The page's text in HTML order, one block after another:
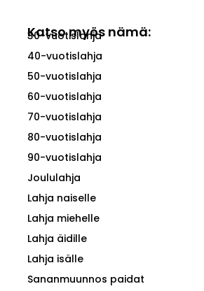
Katso myös nämä:
30-vuotislahja
40-vuotislahja
50-vuotislahja
60-vuotislahja
70-vuotislahja
80-vuotislahja
90-vuotislahja
Joululahja
Lahja naiselle
Lahja miehelle
Lahja äidille
Lahja isälle
Sananmuunnos paidat